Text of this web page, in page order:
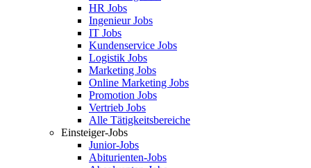
HR Jobs
Ingenieur Jobs
IT Jobs
Kundenservice Jobs
Logistik Jobs
Marketing Jobs
Online Marketing Jobs
Promotion Jobs
Vertrieb Jobs
Alle Tätigkeitsbereiche
Einsteiger-Jobs
Junior-Jobs
Abiturienten-Jobs